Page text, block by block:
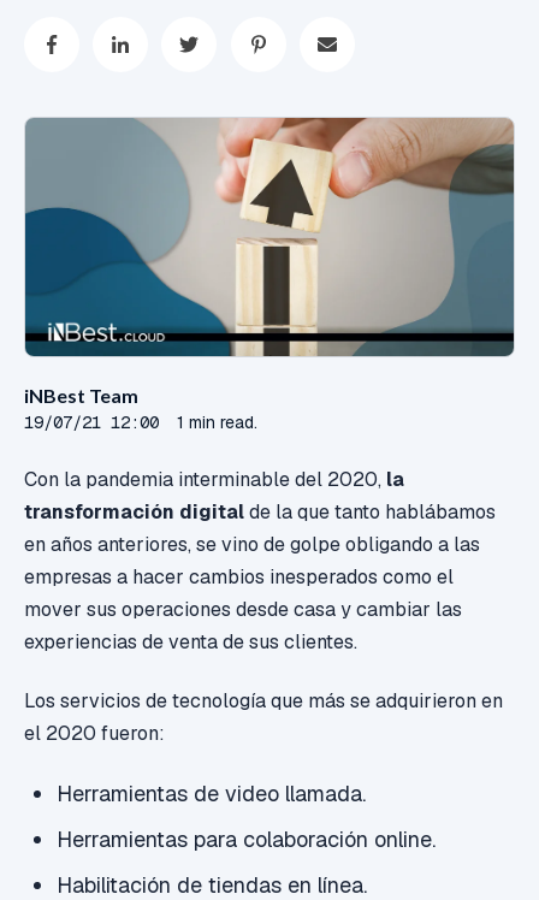
iNBest Team
19/07/21 12:00 1 min read.
Con la pandemia interminable del 2020, la
transformación digitalde la que tanto hablábamos
en años anteriores, se vino de golpe obligando a las
empresas a hacer cambios inesperados como el
mover sus operaciones desde casa y cambiar las
experiencias de venta de sus clientes.
Los servicios de tecnología que más se adquirieron en
el 2020 fueron:
Herramientas de video llamada.
Herramientas para colaboración online.
Habilitación de tiendas en línea.